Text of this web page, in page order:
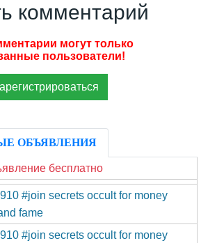
комментарий
ОБЪЯВЛЕНИЯ
бесплатно
#join secrets occult for money
fame
#join secrets occult for money